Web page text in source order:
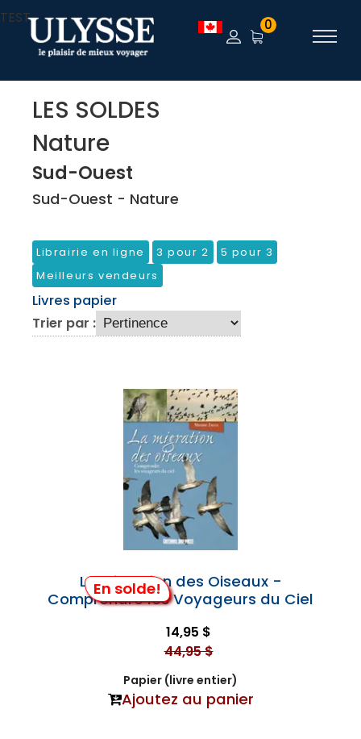
TEST 0
LES SOLDES
Nature
Sud-Ouest
Sud-Ouest - Nature
Librairie en ligne 3 pour 2
5 pour 3
Meilleurs vendeurs
Livres papier
Trier par :
En solde!
La Migration des Oiseaux -
Comprendre les Voyageurs du Ciel
14,95 $
44,95 $
Papier (livre entier)
Ajoutez au panier